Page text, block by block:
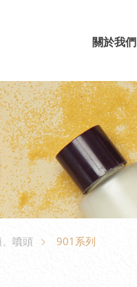
關於我們
噴頭 901系列